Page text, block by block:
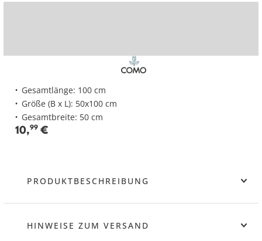
Gesamtlänge: 100 cm
Größe (B x L): 50x100 cm
Gesamtbreite: 50 cm
10,99€
PRODUKTBESCHREIBUNG
HINWEISE ZUM VERSAND